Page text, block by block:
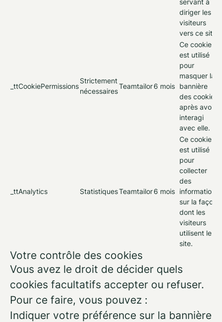
servant à
diriger les
visiteurs
vers ce site.
_ttCookiePermissions
Strictement
nécessaires
Teamtailor6 mois
Ce cookie
est utilisé
pour
masquer la
bannière
des cookies
après avoir
interagi
avec elle.
_ttAnalytics StatistiquesTeamtailor6 mois
Ce cookie
est utilisé
pour
collecter
des
informations
sur la façon
dont les
visiteurs
utilisent le
site.
Votre contrôle des cookies
Vous avez le droit de décider quels
cookies facultatifs accepter ou refuser.
Pour ce faire, vous pouvez :
Indiquer votre préférence sur la bannière